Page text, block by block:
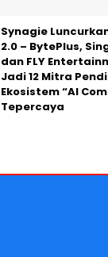
Synagie
2.0 – BytePlus,
dan FLY
Jadi 12 Mitra
Ekosistem “AI
Tepercaya